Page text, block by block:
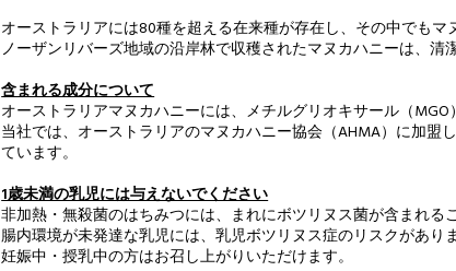
オーストラリアには80種を超える在来種が存在し、その中でもマ
ノーザンリバーズ地域の沿岸林で収穫されたマヌカハニーは、清
含まれる成分について
オーストラリアマヌカハニーには、メチルグリオキサール（MGO
当社では、オーストラリアのマヌカハニー協会（AHMA）に加
ています。
1歳未満の乳児には与えないでください
非加熱・無殺菌のはちみつには、まれにボツリヌス菌が含まれる
腸内環境が未発達な乳児には、乳児ボツリヌス症のリスクがあり
妊娠中・授乳中の方はお召し上がりいただけます。